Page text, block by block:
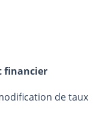
financier
de taux